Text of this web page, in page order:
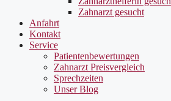
Zahnarzt gesucht
Anfahrt
Kontakt
Service
Patientenbewertungen
Zahnarzt Preisvergleich
Sprechzeiten
Unser Blog